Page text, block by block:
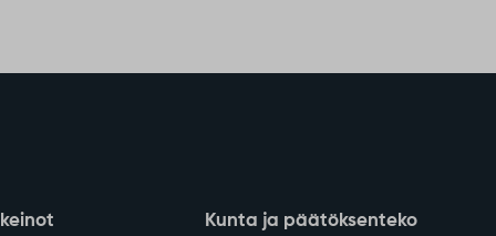
Kunta ja päätöksenteko